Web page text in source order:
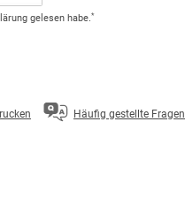
gelesen habe.*
Häufig gestellte Fragen